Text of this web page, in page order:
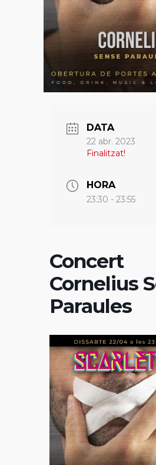
DATA
22 abr. 2023
Finalitzat!
HORA
23:30 - 23:55
Concert
Cornelius
Paraules